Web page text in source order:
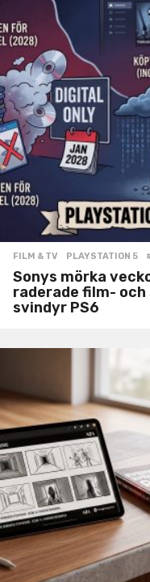
FILM & TV ,PLAYSTATION 5
Sonys mörka
raderade film-
svindyr PS6